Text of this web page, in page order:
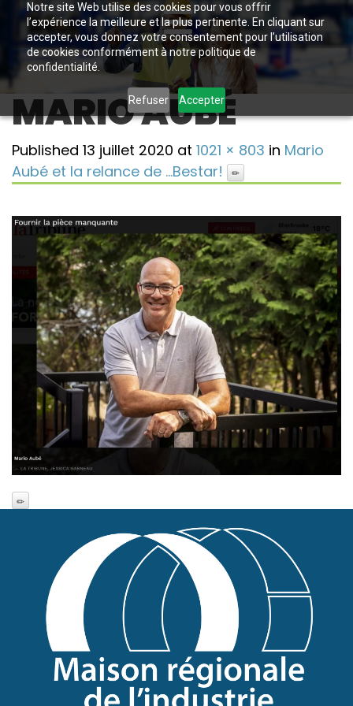
Notre site Web utilise des cookies pour vous offrir
l’expérience la meilleure et la plus pertinente. En cliquant sur
accepter, vous donnez votre consentement pour l’utilisation
de cookies conformément à notre politique de
confidentialité.
Refuser Accepter
MARIO AUBÉ
Published 13 juillet 2020 at 1021 × 803 in Mario
Aubé et la relance de …Bestar!